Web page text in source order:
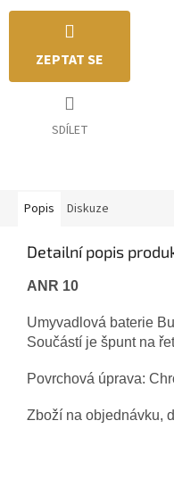
ZEPTAT SE
SDÍLET
Popis Diskuze
Detailní popis
ANR 10
Umyvadlová baterie
Součástí je špunt na
Povrchová úprava:
Zboží na objednávku,